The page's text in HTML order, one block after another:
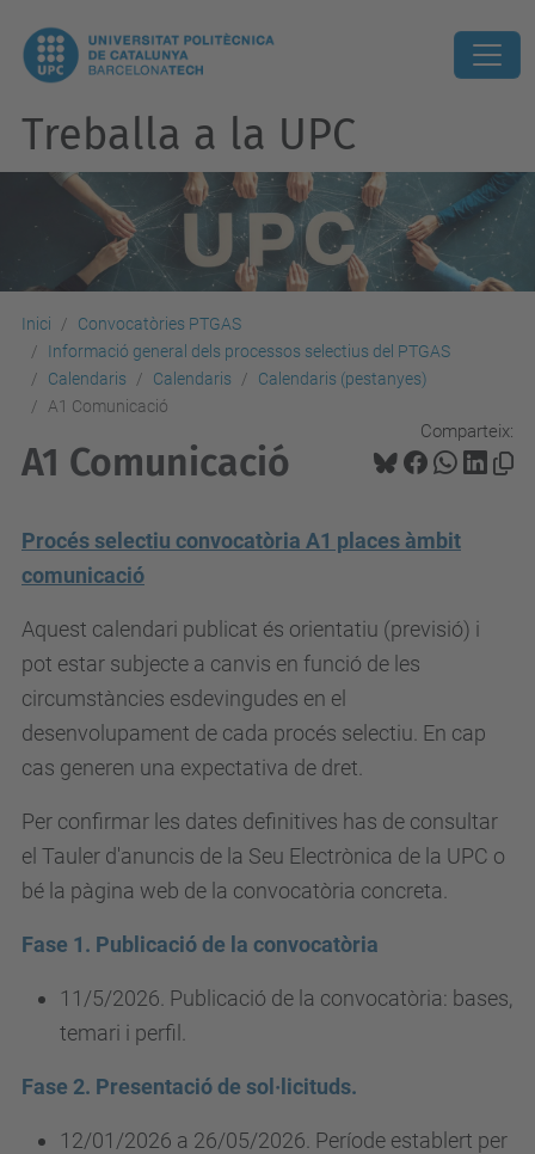
Treballa a la UPC
Inici
Convocatòries PTGAS
Informació general dels processos selectius del PTGAS
Calendaris
Calendaris
Calendaris (pestanyes)
A1 Comunicació
Comparteix:
A1 Comunicació
Procés selectiu convocatòria A1 places àmbit
comunicació
Aquest calendari publicat és orientatiu (previsió) i
pot estar subjecte a canvis en funció de les
circumstàncies esdevingudes en el
desenvolupament de cada procés selectiu. En cap
cas generen una expectativa de dret.
Per confirmar les dates definitives has de consultar
el Tauler d'anuncis de la Seu Electrònica de la UPC o
bé la pàgina web de la convocatòria concreta.
Fase 1. Publicació de la convocatòria
11/5/2026. Publicació de la convocatòria: bases,
temari i perfil.
Fase 2. Presentació de sol·licituds.
12/01/2026 a 26/05/2026. Període establert per